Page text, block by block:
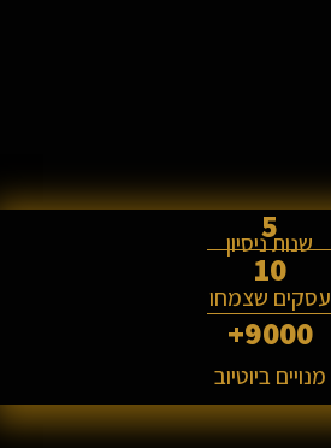
שנות ניסיון
5
עסקים שצמחו
10
מנויים ביוטיוב
9000
+